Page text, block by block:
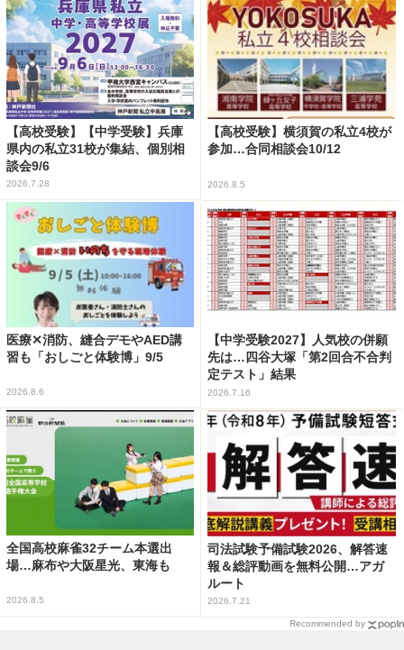
【高校受験】【中学受験】兵庫
県内の私立31校が集結、個別相
談会9/6
2026.7.28
【高校受験】横須賀の私立4校が
参加…合同相談会10/12
2026.8.5
医療✕消防、縫合デモやAED講
習も「おしごと体験博」9/5
2026.8.6
【中学受験2027】人気校の併願
先は…四谷大塚「第2回合不合判
定テスト」結果
2026.7.16
全国高校麻雀32チーム本選出
場…麻布や大阪星光、東海も
2026.8.5
司法試験予備試験2026、解答速
報＆総評動画を無料公開…アガ
ルート
2026.7.21
Recommended by